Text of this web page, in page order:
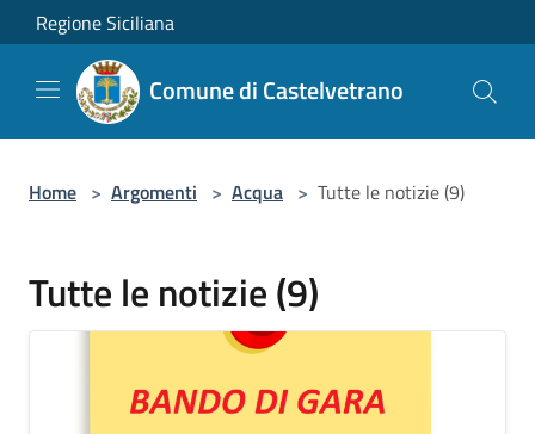
Salta al contenuto principale
Regione Siciliana
Comune di Castelvetrano
Home > Argomenti > Acqua > Tutte le notizie (9)
Tutte le notizie (9)